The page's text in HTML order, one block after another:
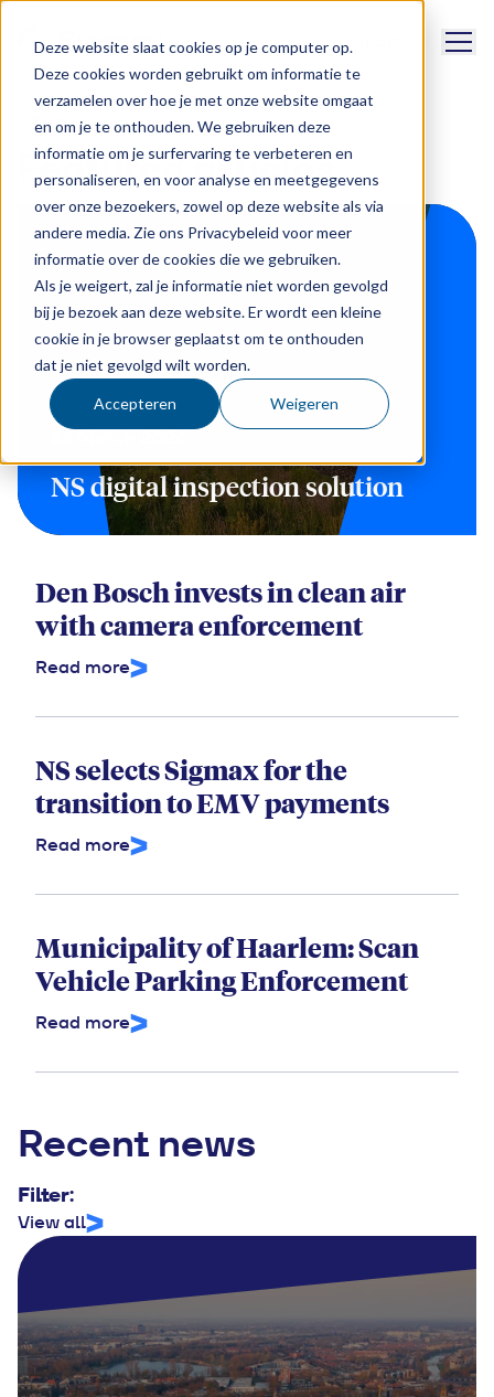
Deze website slaat cookies op je computer op.
Deze cookies worden gebruikt om informatie te
verzamelen over hoe je met onze website omgaat
en om je te onthouden. We gebruiken deze
informatie om je surfervaring te verbeteren en
personaliseren, en voor analyse en meetgegevens
over onze bezoekers, zowel op deze website als via
andere media. Zie ons Privacybeleid voor meer
informatie over de cookies die we gebruiken.
Als je weigert, zal je informatie niet worden gevolgd
bij je bezoek aan deze website. Er wordt een kleine
cookie in je browser geplaatst om te onthouden
dat je niet gevolgd wilt worden.
Accepteren Weigeren
Support
Featured articles
NS digital inspection solution
Den Bosch invests in clean air
with camera enforcement
Read more
NS selects Sigmax for the
transition to EMV payments
Read more
Municipality of Haarlem: Scan
Vehicle Parking Enforcement
Read more
Recent news
Filter:
View all